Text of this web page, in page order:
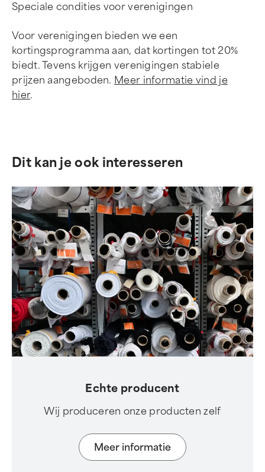
Speciale condities voor verenigingen
Voor verenigingen bieden we een
kortingsprogramma aan, dat kortingen tot 20%
biedt. Tevens krijgen verenigingen stabiele
prijzen aangeboden. Meer informatie vind je
hier.
Dit kan je ook interesseren
Echte producent
Wij produceren onze producten zelf
Meer informatie